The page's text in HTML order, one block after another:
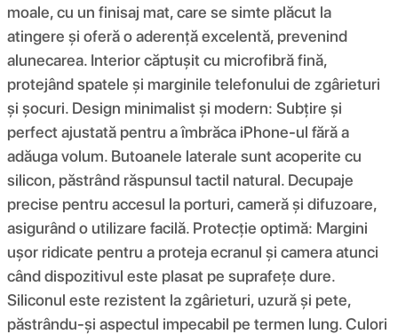
moale, cu un finisaj mat, care se simte plăcut la
atingere și oferă o aderență excelentă, prevenind
alunecarea. Interior căptușit cu microfibră fină,
protejând spatele și marginile telefonului de zgârieturi
și șocuri. Design minimalist și modern: Subțire și
perfect ajustată pentru a îmbrăca iPhone-ul fără a
adăuga volum. Butoanele laterale sunt acoperite cu
silicon, păstrând răspunsul tactil natural. Decupaje
precise pentru accesul la porturi, cameră și difuzoare,
asigurând o utilizare facilă. Protecție optimă: Margini
ușor ridicate pentru a proteja ecranul și camera atunci
când dispozitivul este plasat pe suprafețe dure.
Siliconul este rezistent la zgârieturi, uzură și pete,
păstrându-și aspectul impecabil pe termen lung. Culori